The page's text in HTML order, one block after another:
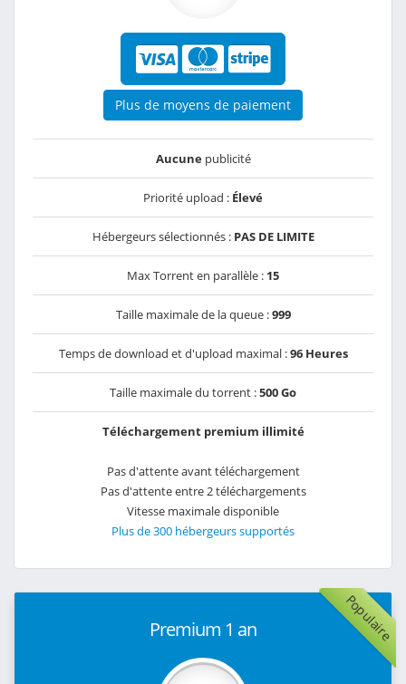
Plus de moyens de paiement
Aucunepublicité
Priorité upload : Élevé
Hébergeurs sélectionnés : PAS DE LIMITE
Max Torrent en parallèle : 15
Taille maximale de la queue :999
Temps de download et d'upload maximal :96 Heures
Taille maximale du torrent :500 Go
Téléchargement premium illimité
Pas d'attente avant téléchargement
Pas d'attente entre 2 téléchargements
Vitesse maximale disponible
Plus de 300 hébergeurs supportés
Populaire
Premium 1 an